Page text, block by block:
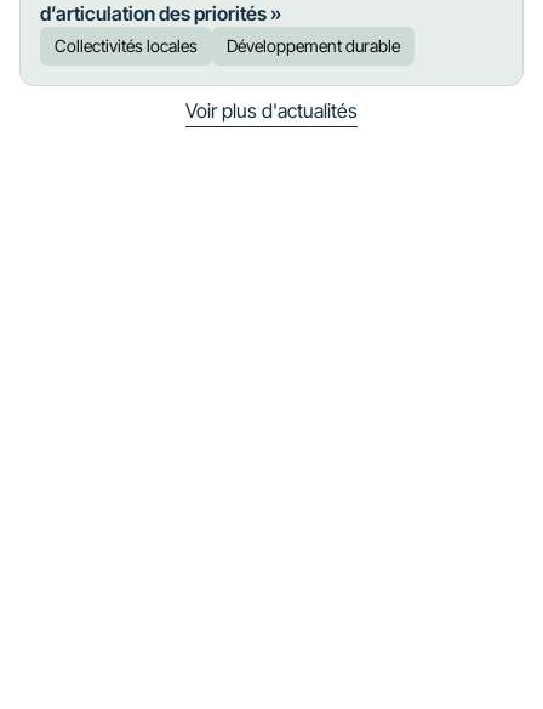
d’articulation des priorités »
Collectivités locales Développement durable
Voir plus d'actualités